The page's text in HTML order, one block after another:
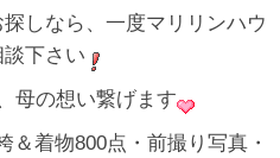
しなら、一度マリリンハウ
下さい
母の想い繋げます
＆着物800点・前撮り写真・